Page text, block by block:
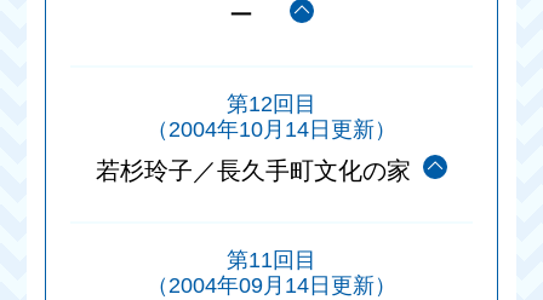
ー
第12回目
（2004年10月14日更新）
若杉玲子／長久手町文化の家
第11回目
（2004年09月14日更新）